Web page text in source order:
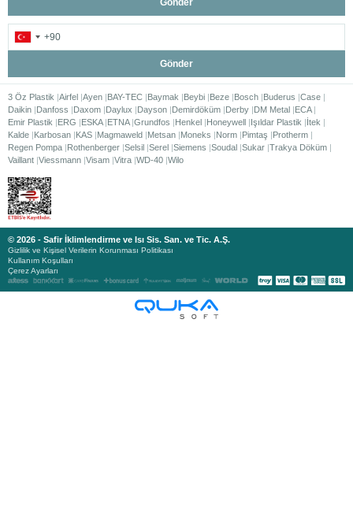
Gönder
Gönder
3 Öz Plastik Airfel Ayen BAY-TEC Baymak Beybi Beze Bosch Buderus Case
Daikin Danfoss Daxom Daylux Dayson Demirdöküm Derby DM Metal ECA
Emir Plastik
ERG ESKA ETNA Grundfos Henkel Honeywell Işıldar Plastik
İtek
Kalde Karbosan KAS Magmaweld Metsan Moneks Norm Pimtaş
Protherm
Regen Pompa Rothenberger Selsil Serel Siemens Soudal Sukar Trakya Döküm
Vaillant Viessmann Visam Vitra WD-40 Wilo
© 2026 - Safir İklimlendirme ve Isı Sis. San. ve Tic. A.Ş.
Gizlilik ve Kişisel Verilerin Korunması Politikası
Kullanım Koşulları
Çerez Ayarları